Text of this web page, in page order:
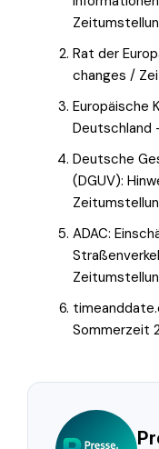
Rat der
changes /
Europäische
Deutschland
Deutsche
(DGUV):
ADAC:
Sommerzeit